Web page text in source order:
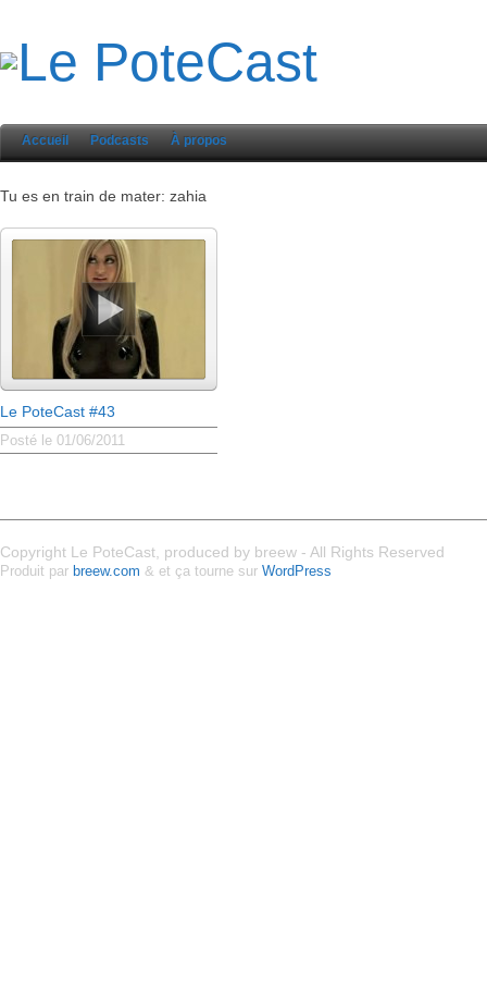
Accueil Podcasts À propos
Tu es en train de mater: zahia
Le PoteCast #43
Posté le 01/06/2011
Copyright Le PoteCast, produced by breew - All Rights Reserved
Produit par breew.com & et ça tourne sur WordPress